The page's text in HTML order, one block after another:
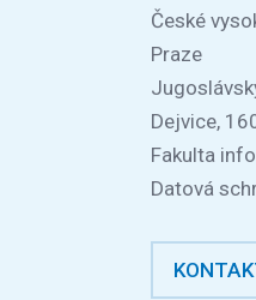
České
Praze
Dejvice,
Fakulta
Datová